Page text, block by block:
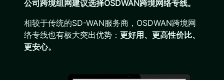
公司跨境组网建议选择OSDWAN跨境网络专线。
相较于传统的SD-WAN服务商，OSDWAN跨境网
络专线也有极大突出优势： 更好用、更高性价比、
更安心。